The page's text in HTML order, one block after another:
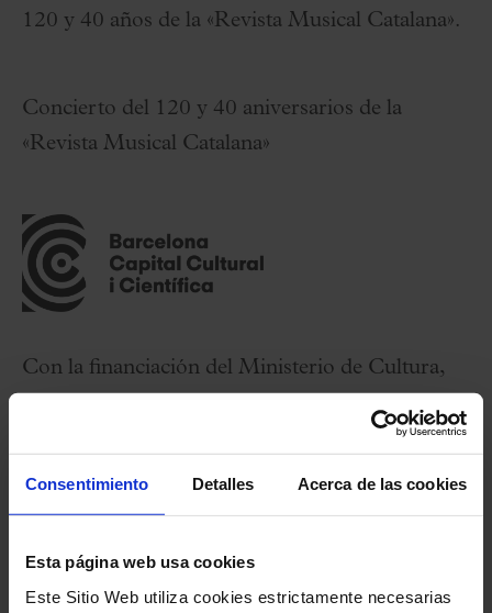
Consentimiento Detalles Acerca de las cookies
Esta página web usa cookies
Este Sitio Web utiliza cookies estrictamente necesarias
120 y 40 años de la «Revista Musical Catalana».
Concierto del 120 y 40 aniversarios de la
«Revista Musical Catalana»
Con la financiación del Ministerio de Cultura,
Barcelona, ​​impulsada por el Ministerio de
Cultura y el Ayuntamiento de Barcelona.
Ficha artística